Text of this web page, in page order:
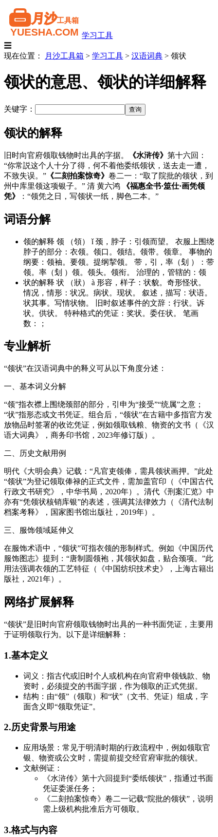
学习工具
☰
现在位置：
月沙工具箱 > 学习工具 > 汉语词典 > 领状
领状的意思、领状的详细解释
关键字：
领状的解释
旧时向官府领取钱物时出具的字据。 《水浒传》 第十六回：
“你常説这个人十分了得，何不着他委纸领状，送去走一遭，
不致失误。” 《二刻拍案惊奇》 卷二一：“取了院批的领状，到
州中库里领这项银子。” 清 黄六鸿
《福惠全书·筮仕·画凭领
凭》
：“领凭之日，写领状一纸，脚色二本。”
词语分解
领的解释 领 （領） ǐ 颈，脖子：引领而望。 衣服上围绕
脖子的部分：衣领。领口。领结。领带。领章。 事物的
纲要：领袖。要领。提纲挈领。 带，引，率（刬 ）：带
领。率（刬 ）领。领头。领衔。 治理的，管辖的：领
状的解释 状 （狀） à 形容，样子：状貌。奇形怪状。
情况，情形：状况。病状。现状。 叙述，描写：状语。
状其事。写情状物。 旧时叙述事件的文辞：行状。诉
状。供状。 特种格式的凭证：奖状。委任状。 笔画
数：；
专业解析
“领状”在汉语词典中的释义可从以下角度分述：
一、基本词义分解
“领”指衣襟上围绕颈部的部分，引申为“接受”“统属”之意；
“状”指形态或文书凭证。组合后，“领状”在古籍中多指官方发
放物品时签署的收讫凭证，例如领取钱粮、物资的文书（《汉
语大词典》，商务印书馆，2023年修订版）。
二、历史文献用例
明代《大明会典》记载：“凡官吏领俸，需具领状画押。”此处
“领状”为登记领取俸禄的正式文件，需加盖官印（《中国古代
行政文书研究》，中华书局，2020年）。清代《刑案汇览》中
亦有“凭领状核销库银”的表述，强调其法律效力（《清代法制
档案考释》，国家图书馆出版社，2019年）。
三、服饰领域延伸义
在服饰术语中，“领状”可指衣领的形制样式。例如《中国历代
服饰图志》提到：“唐制圆领袍，其领状如盘，贴合颈项。”此
用法强调衣领的工艺特征（《中国纺织技术史》，上海古籍出
版社，2021年）。
网络扩展解释
“领状”是旧时向官府领取钱物时出具的一种书面凭证，主要用
于证明领取行为。以下是详细解释：
1.基本定义
词义：指古代或旧时个人或机构在向官府申领钱款、物
资时，必须提交的书面字据，作为领取的正式凭据。
结构：由“领”（领取）和“状”（文书、凭证）组成，字
面含义即“领取凭证”。
2.历史背景与用途
应用场景：常见于明清时期的行政流程中，例如领取官
银、物资或公文时，需提前提交经官府审批的领状。
文献例证：
《水浒传》第十六回提到“委纸领状”，指通过书面
凭证委派任务；
《二刻拍案惊奇》卷二一记载“院批的领状”，说明
需上级机构批准后方可领取。
3.格式与内容